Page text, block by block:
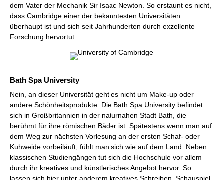
dem Vater der Mechanik Sir Isaac Newton. So erstaunt es nicht,
dass Cambridge einer der bekanntesten Universitäten
überhaupt ist und sich seit Jahrhunderten durch exzellente
Forschung hervortut.
Bath Spa University
Nein, an dieser Universität geht es nicht um Make-up oder
andere Schönheitsprodukte. Die Bath Spa University befindet
sich in Großbritannien in der naturnahen Stadt Bath, die
berühmt für ihre römischen Bäder ist. Spätestens wenn man auf
dem Weg zur nächsten Vorlesung an der ersten Schaf- oder
Kuhweide vorbeiläuft, fühlt man sich wie auf dem Land. Neben
klassischen Studiengängen tut sich die Hochschule vor allem
durch ihr kreatives und künstlerisches Angebot hervor. So
lassen sich hier unter anderem kreatives Schreiben, Schauspiel